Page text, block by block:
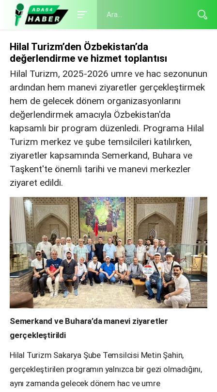
Hilal Turizm’den Özbekistan’da
değerlendirme ve hizmet toplantısı
Hilal Turizm, 2025-2026 umre ve hac sezonunun
ardından hem manevi ziyaretler gerçekleştirmek
hem de gelecek dönem organizasyonlarını
değerlendirmek amacıyla Özbekistan'da
kapsamlı bir program düzenledi. Programa Hilal
Turizm merkez ve şube temsilcileri katılırken,
ziyaretler kapsamında Semerkand, Buhara ve
Taşkent'te önemli tarihi ve manevi merkezler
ziyaret edildi.
Semerkand ve Buhara’da manevi ziyaretler
gerçekleştirildi
Hilal Turizm Sakarya Şube Temsilcisi Metin Şahin,
gerçekleştirilen programın yalnızca bir gezi olmadığını,
aynı zamanda gelecek dönem hac ve umre